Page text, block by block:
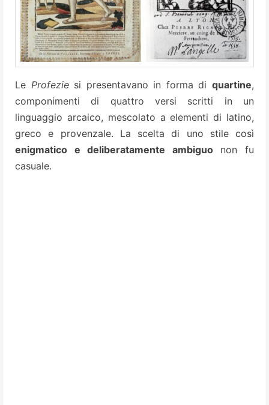
Le Profeziesi presentavano in forma diquartine,
componimenti di quattro versi scritti in un
linguaggio arcaico, mescolato a elementi di latino,
greco e provenzale. La scelta di uno stile così
enigmatico e deliberatamente ambiguonon fu
casuale.